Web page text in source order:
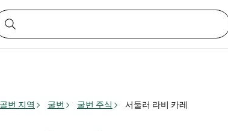
골번 지역 굴번 굴번 주식 서둘러 라비 카레